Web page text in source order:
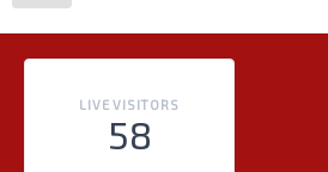
LIVE VISITORS
58